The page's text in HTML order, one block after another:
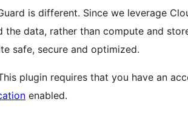
is different. Since we leverage
the data, rather than compute and
safe, secure and optimized.
plugin requires that you have an
enabled.